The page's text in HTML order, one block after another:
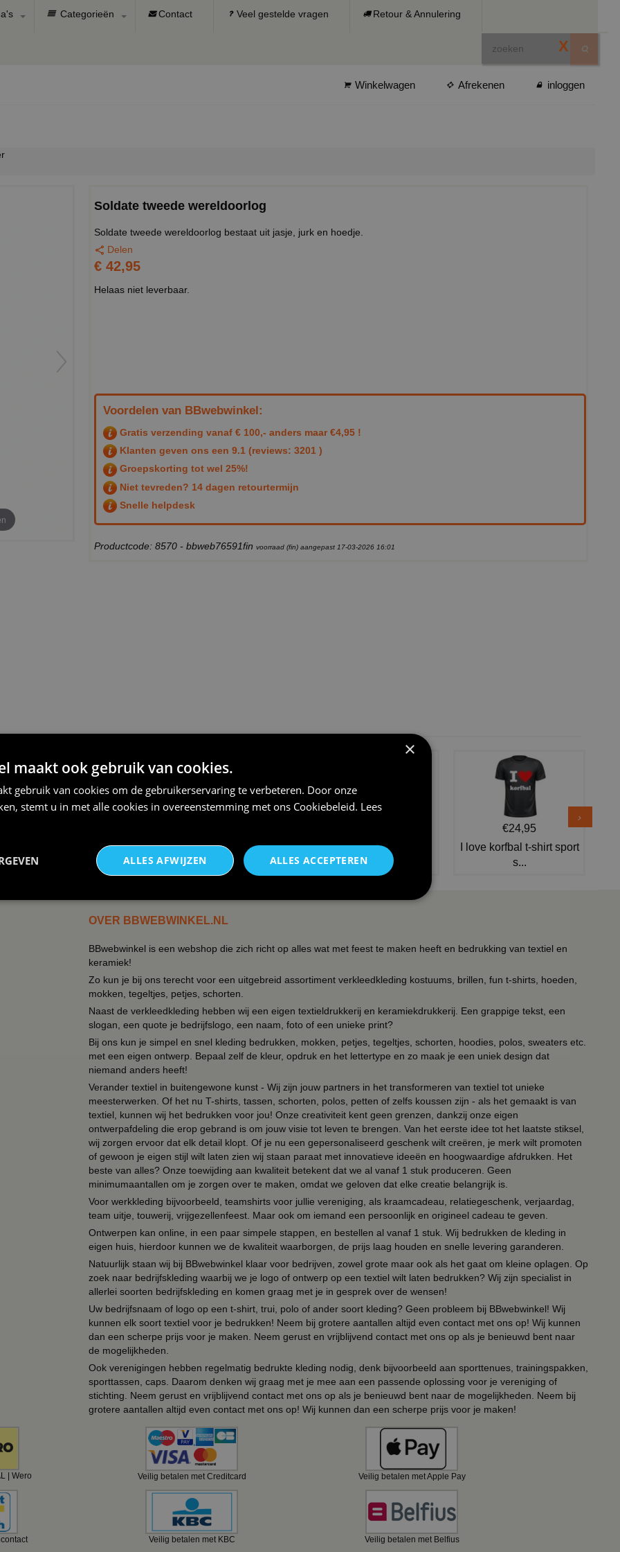
Categorieën Contact Veel gestelde vragen Retour & Annulering
X
Winkelwagen Afrekenen inloggen
Soldate tweede wereldoorlog
Soldate tweede wereldoorlog bestaat uit jasje, jurk en hoedje.
Delen
€ 42,95
Helaas niet leverbaar.
Voordelen van BBwebwinkel:
Gratis verzending vanaf € 100,- anders maar €4,95 !
Klanten geven ons een 9.1 (reviews: 3201 )
Groepskorting tot wel 25%!
Niet tevreden? 14 dagen retourtermijn
Snelle helpdesk
Productcode: 8570 - bbweb76591fin voorraad (fin) aangepast 17-03-2026 16:01
NIEUW IN DE COLLECTIE
Dames v hals t-shirt
prinses v...
Koningsdag shirt heren v-
hals ...
V-hals shirt rood wit
blauw st...
€24,95
I love korfbal t-shirt sport
s...
OVER BBWEBWINKEL.NL
BBwebwinkel is een webshop die zich richt op alles wat met feest te maken heeft en bedrukking van textiel en
keramiek!
Zo kun je bij ons terecht voor een uitgebreid assortiment verkleedkleding kostuums, brillen, fun t-shirts, hoeden,
mokken, tegeltjes, petjes, schorten.
Naast de verkleedkleding hebben wij een eigen textieldrukkerij en keramiekdrukkerij. Een grappige tekst, een
slogan, een quote je bedrijfslogo, een naam, foto of een unieke print?
Bij ons kun je simpel en snel kleding bedrukken, mokken, petjes, tegeltjes, schorten, hoodies, polos, sweaters etc.
met een eigen ontwerp. Bepaal zelf de kleur, opdruk en het lettertype en zo maak je een uniek design dat
niemand anders heeft!
Verander textiel in buitengewone kunst - Wij zijn jouw partners in het transformeren van textiel tot unieke
meesterwerken. Of het nu T-shirts, tassen, schorten, polos, petten of zelfs koussen zijn - als het gemaakt is van
textiel, kunnen wij het bedrukken voor jou! Onze creativiteit kent geen grenzen, dankzij onze eigen
ontwerpafdeling die erop gebrand is om jouw visie tot leven te brengen. Van het eerste idee tot het laatste stiksel,
wij zorgen ervoor dat elk detail klopt. Of je nu een gepersonaliseerd geschenk wilt creëren, je merk wilt promoten
of gewoon je eigen stijl wilt laten zien wij staan paraat met innovatieve ideeën en hoogwaardige afdrukken. Het
beste van alles? Onze toewijding aan kwaliteit betekent dat we al vanaf 1 stuk produceren. Geen
minimumaantallen om je zorgen over te maken, omdat we geloven dat elke creatie belangrijk is.
Voor werkkleding bijvoorbeeld, teamshirts voor jullie vereniging, als kraamcadeau, relatiegeschenk, verjaardag,
team uitje, touwerij, vrijgezellenfeest. Maar ook om iemand een persoonlijk en origineel cadeau te geven.
Ontwerpen kan online, in een paar simpele stappen, en bestellen al vanaf 1 stuk. Wij bedrukken de kleding in
eigen huis, hierdoor kunnen we de kwaliteit waarborgen, de prijs laag houden en snelle levering garanderen.
Natuurlijk staan wij bij BBwebwinkel klaar voor bedrijven, zowel grote maar ook als het gaat om kleine oplagen. Op
zoek naar bedrijfskleding waarbij we je logo of ontwerp op een textiel wilt laten bedrukken? Wij zijn specialist in
allerlei soorten bedrijfskleding en komen graag met je in gesprek over de wensen!
Uw bedrijfsnaam of logo op een t-shirt, trui, polo of ander soort kleding? Geen probleem bij BBwebwinkel! Wij
kunnen elk soort textiel voor je bedrukken! Neem bij grotere aantallen altijd even contact met ons op! Wij kunnen
dan een scherpe prijs voor je maken. Neem gerust en vrijblijvend contact met ons op als je benieuwd bent naar
de mogelijkheden.
Ook verenigingen hebben regelmatig bedrukte kleding nodig, denk bijvoorbeeld aan sporttenues, trainingspakken,
sporttassen, caps. Daarom denken wij graag met je mee aan een passende oplossing voor je vereniging of
stichting. Neem gerust en vrijblijvend contact met ons op als je benieuwd bent naar de mogelijkheden. Neem bij
grotere aantallen altijd even contact met ons op! Wij kunnen dan een scherpe prijs voor je maken!
| Wero Veilig betalen met Creditcard Veilig betalen met Apple Pay
Veilig betalen met KBC Veilig betalen met Belfius
×
maakt ook gebruik van cookies.
gebruik van cookies om de gebruikerservaring te verbeteren. Door onze
stemt u in met alle cookies in overeenstemming met ons Cookiebeleid. Lees
ALLES ACCEPTEREN
ALLES AFWIJZEN